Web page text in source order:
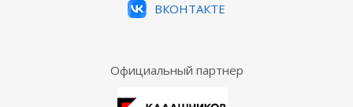
ВКОНТАКТЕ
Официальный партнер